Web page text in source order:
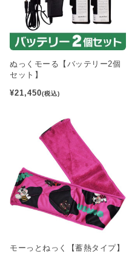
ぬっくモーる【バッテリー2個
セット】
¥21,450(税込)
モーっとねっく【蓄熱タイプ】